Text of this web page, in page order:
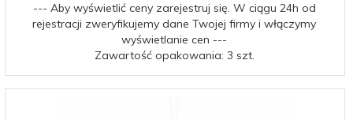
--- Aby wyświetlić ceny zarejestruj się. W ciągu 24h od
rejestracji zweryfikujemy dane Twojej firmy i włączymy
wyświetlanie cen ---
Zawartość opakowania: 3 szt.